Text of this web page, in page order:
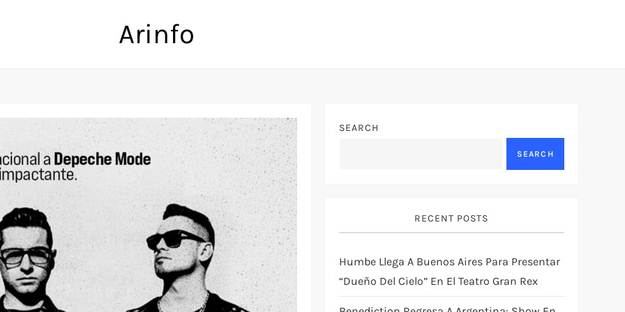
Arinfo
SEARCH
SEARCH
RECENT POSTS
Humbe Llega A Buenos Aires Para Presentar
“Dueño Del Cielo” En El Teatro Gran Rex